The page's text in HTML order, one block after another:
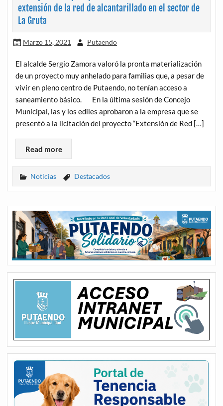
extensión de la red de alcantarillado en el sector de
La Gruta
Marzo 15, 2021 Putaendo
El alcalde Sergio Zamora valoró la pronta materialización
de un proyecto muy anhelado para familias que, a pesar de
vivir en pleno centro de Putaendo, no tenían acceso a
saneamiento básico. En la última sesión de Concejo
Municipal, las y los ediles aprobaron a la empresa que se
presentó a la licitación del proyecto “Extensión de Red […]
Read more
Noticias Destacados